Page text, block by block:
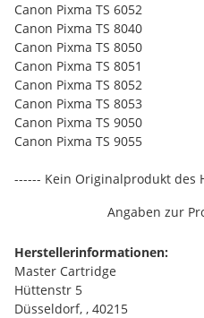
Canon Pixma TS 6052
Canon Pixma TS 8040
Canon Pixma TS 8050
Canon Pixma TS 8051
Canon Pixma TS 8052
Canon Pixma TS 8053
Canon Pixma TS 9050
Canon Pixma TS 9055
------ Kein Originalprodukt des
Angaben zur
Herstellerinformationen:
Master Cartridge
Hüttenstr 5
Düsseldorf, , 40215